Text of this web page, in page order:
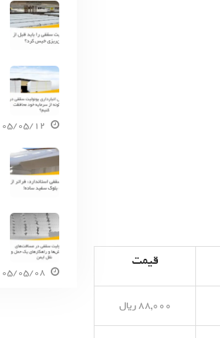
قیمت
۸۸,۰۰۰ ریال
05/05/12
05/05/08